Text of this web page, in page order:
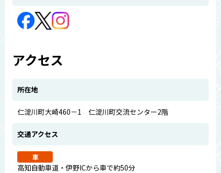
アクセス
所在地
仁淀川町大崎460－1 仁淀川町交流センター2階
交通アクセス
車
高知自動車道・伊野ICから車で約50分